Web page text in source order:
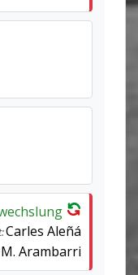
Carles Aleñá
M. Arambarri